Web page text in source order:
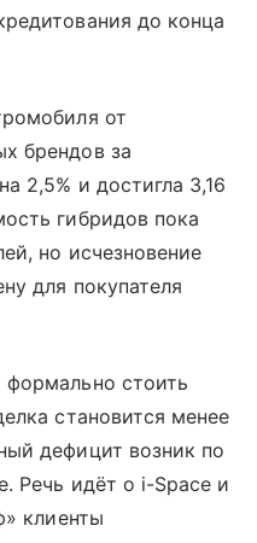
до конца
от
брендов за
2,5% и достигла 3,16
гибридов пока
но исчезновение
для покупателя
стоить
становится менее
дефицит возник по
Речь идёт о i-Space и
клиенты